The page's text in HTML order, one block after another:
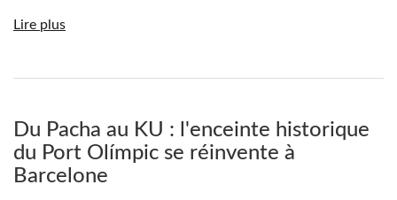
Lire plus
Du Pacha au KU : l'enceinte historique
du Port Olímpic se réinvente à
Barcelone